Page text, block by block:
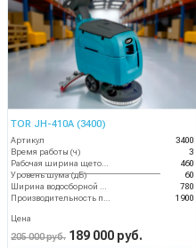
TOR JH-410A (3400)
Артикул
3400
Время работы (ч)
3
460
Уровень шума (дБ)
60
780
1900
Цена
205 000 руб. 189 000 руб.